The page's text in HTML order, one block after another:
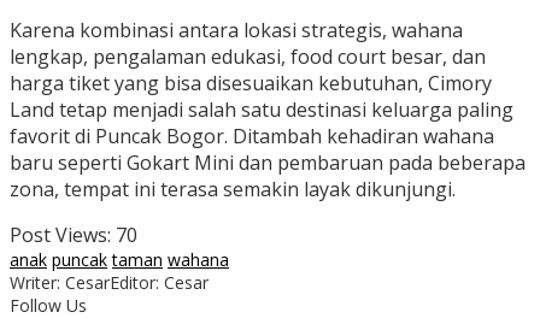
Karena kombinasi antara lokasi strategis, wahana
lengkap, pengalaman edukasi, food court besar, dan
harga tiket yang bisa disesuaikan kebutuhan, Cimory
Land tetap menjadi salah satu destinasi keluarga paling
favorit di Puncak Bogor. Ditambah kehadiran wahana
baru seperti Gokart Mini dan pembaruan pada beberapa
zona, tempat ini terasa semakin layak dikunjungi.
Post Views: 70
anak puncak taman wahana
Writer: CesarEditor: Cesar
Follow Us